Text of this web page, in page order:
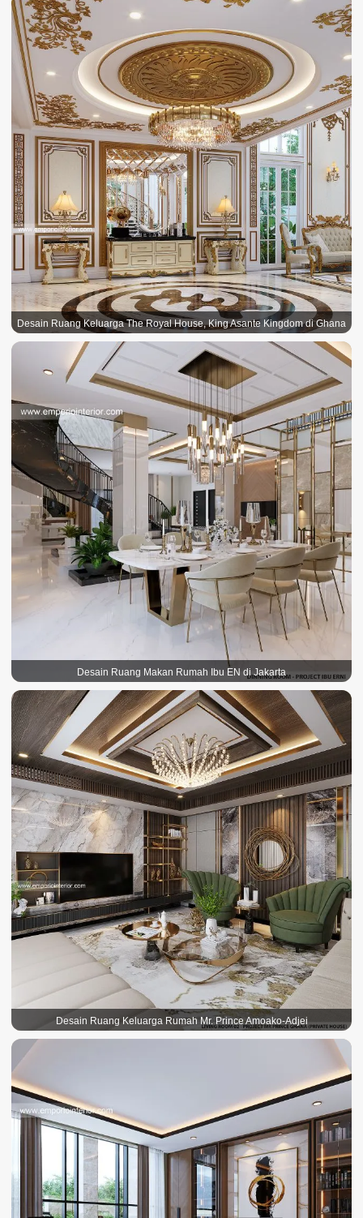
Desain Ruang Keluarga The Royal House, King Asante Kingdom di Ghana
Desain Ruang Makan Rumah Ibu EN di Jakarta
Desain Ruang Keluarga Rumah Mr. Prince Amoako-Adjei